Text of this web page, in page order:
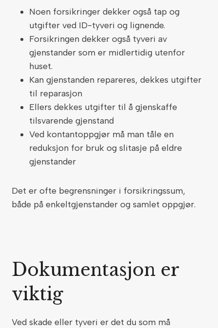
Noen forsikringer dekker også tap og
utgifter ved ID-tyveri og lignende.
Forsikringen dekker også tyveri av
gjenstander som er midlertidig utenfor
huset.
Kan gjenstanden repareres, dekkes utgifter
til reparasjon
Ellers dekkes utgifter til å gjenskaffe
tilsvarende gjenstand
Ved kontantoppgjør må man tåle en
reduksjon for bruk og slitasje på eldre
gjenstander
Det er ofte begrensninger i forsikringssum,
både på enkeltgjenstander og samlet oppgjør.
Dokumentasjon er
viktig
Ved skade eller tyveri er det du som må